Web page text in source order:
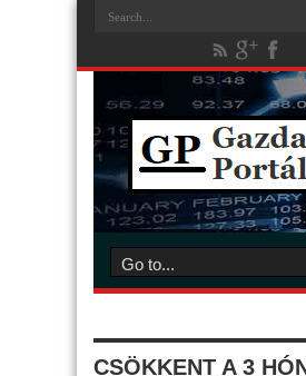
CSÖKKENT A 3